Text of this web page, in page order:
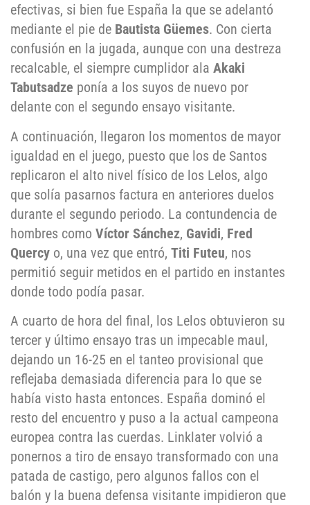
efectivas, si bien fue España la que se adelantó
mediante el pie de Bautista Güemes. Con cierta
confusión en la jugada, aunque con una destreza
recalcable, el siempre cumplidor ala Akaki
Tabutsadze ponía a los suyos de nuevo por
delante con el segundo ensayo visitante.
A continuación, llegaron los momentos de mayor
igualdad en el juego, puesto que los de Santos
replicaron el alto nivel físico de los Lelos, algo
que solía pasarnos factura en anteriores duelos
durante el segundo periodo. La contundencia de
hombres como Víctor Sánchez, Gavidi, Fred
Quercy o, una vez que entró, Titi Futeu, nos
permitió seguir metidos en el partido en instantes
donde todo podía pasar.
A cuarto de hora del final, los Lelos obtuvieron su
tercer y último ensayo tras un impecable maul,
dejando un 16-25 en el tanteo provisional que
reflejaba demasiada diferencia para lo que se
había visto hasta entonces. España dominó el
resto del encuentro y puso a la actual campeona
europea contra las cuerdas. Linklater volvió a
ponernos a tiro de ensayo transformado con una
patada de castigo, pero algunos fallos con el
balón y la buena defensa visitante impidieron que